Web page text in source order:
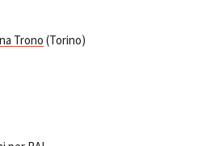
Trono (Torino)